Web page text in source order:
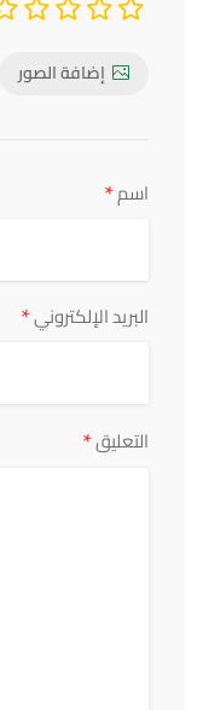
إضافة الصور
اسم*
البريد الإلكتروني*
التعليق*